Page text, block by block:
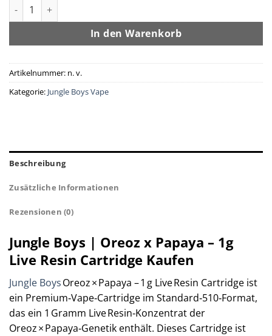
Jungle Boys | Oreoz x Papaya - 1g Live Resin Cartridge Menge
In den Warenkorb
Artikelnummer: n. v.
Kategorie: Jungle Boys Vape
Beschreibung
Zusätzliche Informationen
Rezensionen (0)
Jungle Boys | Oreoz x Papaya – 1g
Live Resin Cartridge Kaufen
Jungle BoysOreoz × Papaya – 1 g Live Resin Cartridge ist
ein Premium‑Vape‑Cartridge im Standard‑510‑Format,
das ein 1 Gramm Live Resin‑Konzentrat der
Oreoz × Papaya‑Genetik enthält. Dieses Cartridge ist